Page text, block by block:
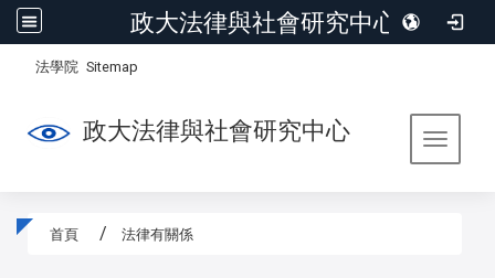
政大法律與社會研究中心
法學院 Sitemap
Toggle
政大法律與社會研究中心
首頁 法律有關係